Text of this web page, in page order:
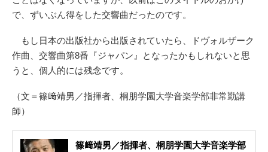
で、ずいぶん得をした交響曲だったのです。
もし日本の出版社から出版されていたら、ドヴォルザーク
作曲、交響曲第8番『ジャパン』となったかもしれないと思
うと、個人的には残念です。
（文＝篠﨑靖男／指揮者、桐朋学園大学音楽学部非常勤講
師）
篠﨑靖男／指揮者、桐朋学園大学音楽学部